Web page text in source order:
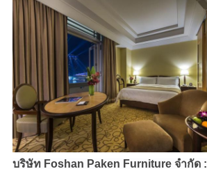
บริษัท Foshan Paken Furniture จำกัด :